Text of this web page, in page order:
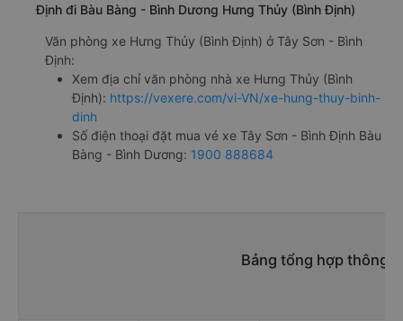
Định đi Bàu Bàng - Bình Dương Hưng Thủy (Bình Định)
Văn phòng xe Hưng Thủy (Bình Định) ở Tây Sơn - Bình
Định:
Xem địa chỉ văn phòng nhà xe Hưng Thủy (Bình
Định): https://vexere.com/vi-VN/xe-hung-thuy-binh-
dinh
Số điện thoại đặt mua vé xe Tây Sơn - Bình Định Bàu
Bàng - Bình Dương: 1900 888684
Bảng tổng hợp thông